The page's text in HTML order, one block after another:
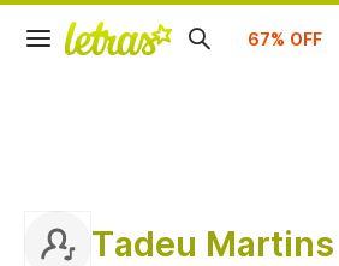
Suscríbete
Tadeu Martins